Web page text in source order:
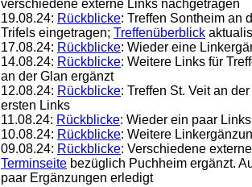
verschiedene externe Links nachgetragen
19.08.24: Rückblicke: Treffen Sontheim an
Trifels eingetragen; Treffenüberblick
17.08.24: Rückblicke: Wieder eine
14.08.24: Rückblicke: Weitere Links für
an der Glan ergänzt
12.08.24: Rückblicke: Treffen St. Veit an
ersten Links
11.08.24: Rückblicke: Wieder ein paar
10.08.24: Rückblicke: Weitere
09.08.24: Rückblicke: Verschiedene
Terminseite bezüglich Puchheim ergänzt.
paar Ergänzungen erledigt